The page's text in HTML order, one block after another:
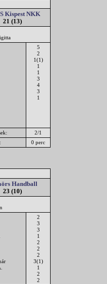
Kispest NKK
21 (13)
5
2
1(1)
1
1
3
4
3
1
2/1
0 perc
Handball
23 (10)
2
3
3
1
2
2
2
3(1)
1
2
2